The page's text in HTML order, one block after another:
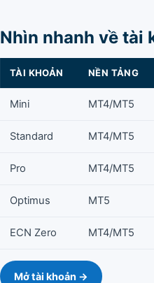
Nhìn nhanh về tài
TÀI KHOẢN NỀN TẢNG
Mini MT4/MT5
Standard MT4/MT5
Pro MT4/MT5
Optimus MT5
ECN Zero MT4/MT5
Mở tài khoản →